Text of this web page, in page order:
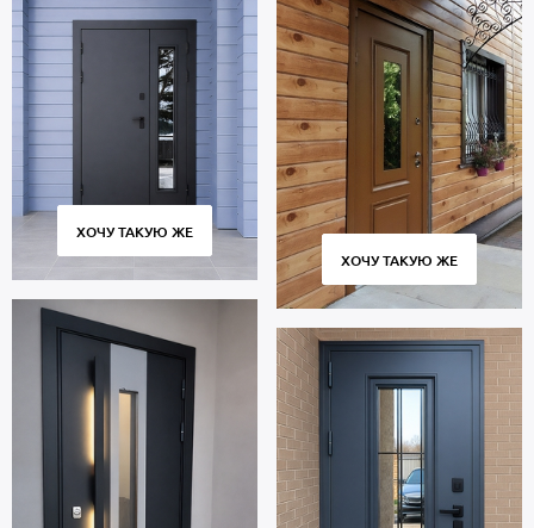
транспортом, монтаж.
ХОЧУ ТАКУЮ ЖЕ
ХОЧУ ТАКУЮ ЖЕ